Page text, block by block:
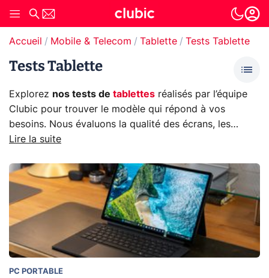
Accueil Mobile & Telecom Tablette Tests Tablette
Tests Tablette
Explorez nos tests de tablettes réalisés par l’équipe
Clubic pour trouver le modèle qui répond à vos
besoins. Nous évaluons la qualité des écrans, les
performances, l’autonomie et les accessoires
l'iPad, auxSamsung Galaxy Tab, sans oublier les
Microsoft SurfaceetLenovo Tab.
Lire la suite
PC PORTABLE